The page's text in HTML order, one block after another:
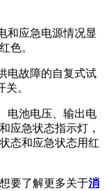
应急电源情况显
色。
故障的自复式试
。
池电压、输出电
应急状态指示灯，
态和应急状态用红
要了解更多关于消